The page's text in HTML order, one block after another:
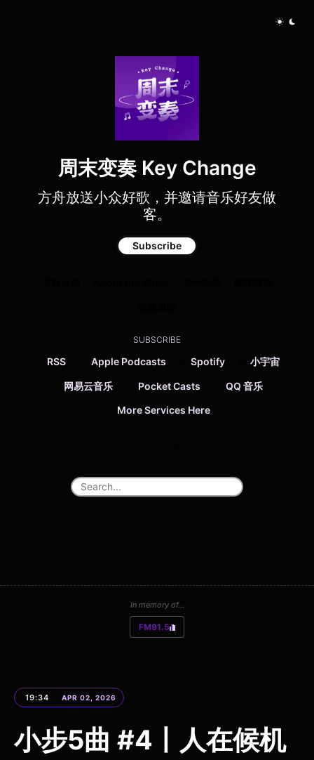
周末变奏 Key Change
方舟放送小众好歌，并邀请音乐好友做
客。
Subscribe
SUBSCRIBE
RSS Apple Podcasts Spotify 小宇宙
网易云音乐 Pocket Casts QQ 音乐
More Services Here
In memory of...
FM91.5
19:34 APR 02, 2026
小步5曲 #4丨人在候机